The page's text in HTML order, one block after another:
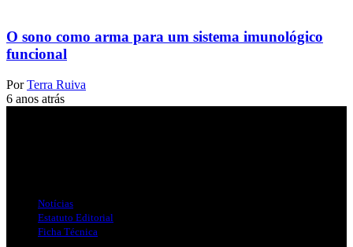
O sono como arma para um sistema imunológico
funcional
Por Terra Ruiva
6 anos atrás
Notícias
Estatuto Editorial
Ficha Técnica